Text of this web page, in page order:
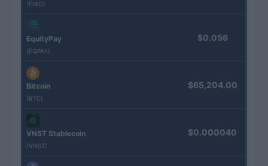
(FIBO)
EquityPay
(EQPAY)
$0.056
Bitcoin
(BTC)
$65,204.00
VNST Stablecoin
(VNST)
$0.000040